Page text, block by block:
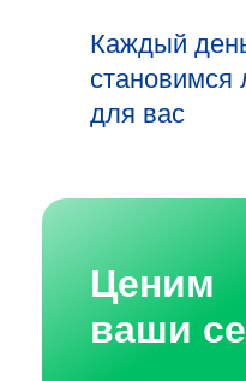
Каждый
становимся
для вас
Ценим
ваши